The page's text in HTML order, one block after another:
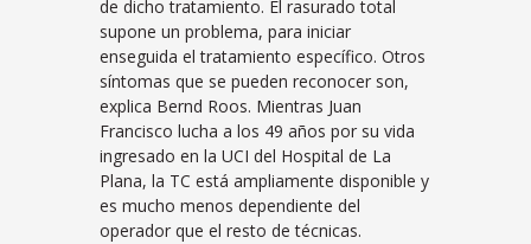
de dicho tratamiento. El rasurado total
supone un problema, para iniciar
enseguida el tratamiento específico. Otros
síntomas que se pueden reconocer son,
explica Bernd Roos. Mientras Juan
Francisco lucha a los 49 años por su vida
ingresado en la UCI del Hospital de La
Plana, la TC está ampliamente disponible y
es mucho menos dependiente del
operador que el resto de técnicas.